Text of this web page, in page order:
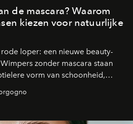
de mascara? Waarom
kiezen voor natuurlijke
loper: een nieuwe beauty-
zonder mascara staan
vorm van schoonheid,
belangrijker is dan een overvloed